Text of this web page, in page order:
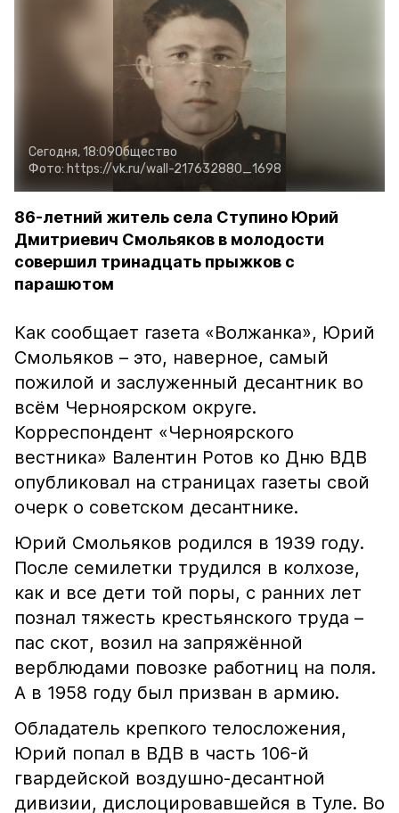
Сегодня, 18:09Общество
Фото: https://vk.ru/wall-217632880_1698
86-летний житель села Ступино Юрий
Дмитриевич Смольяков в молодости
совершил тринадцать прыжков с
парашютом
Как сообщает газета «Волжанка», Юрий
Смольяков – это, наверное, самый
пожилой и заслуженный десантник во
всём Черноярском округе.
Корреспондент «Черноярского
вестника» Валентин Ротов ко Дню ВДВ
опубликовал на страницах газеты свой
очерк о советском десантнике.
Юрий Смольяков родился в 1939 году.
После семилетки трудился в колхозе,
как и все дети той поры, с ранних лет
познал тяжесть крестьянского труда –
пас скот, возил на запряжённой
верблюдами повозке работниц на поля.
А в 1958 году был призван в армию.
Обладатель крепкого телосложения,
Юрий попал в ВДВ в часть 106-й
гвардейской воздушно-десантной
дивизии, дислоцировавшейся в Туле. Во